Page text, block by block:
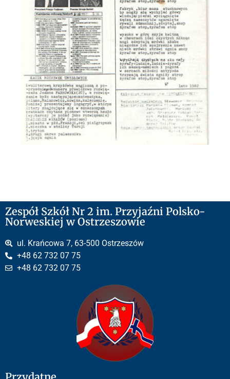
Zespół Szkół Nr 2 im. Przyjaźni Polsko-
Norweskiej w Ostrzeszowie
ul. Krańcowa 7, 63-500 Ostrzeszów
+48 62 732 07 75
+48 62 732 07 75